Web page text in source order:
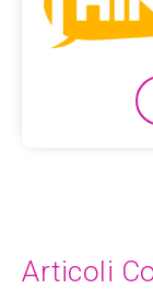
Articoli